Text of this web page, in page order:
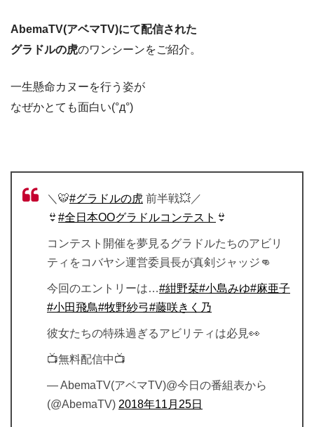
AbemaTV(アベマTV)にて配信された
グラドルの虎のワンシーンをご紹介。
一生懸命カヌーを行う姿が
なぜかとても面白い(°д°)
＼🐯#グラドルの虎 前半戦💥／
👙 #全日本OOグラドルコンテスト 👙
コンテスト開催を夢見るグラドルたちのアビリ
ティをコバヤシ運営委員長が真剣ジャッジ👊
今回のエントリーは…#紺野栞#小島みゆ#麻亜子
#小田飛鳥#牧野紗弓#藤咲きく乃
彼女たちの特殊過ぎるアビリティは必見👀
📺無料配信中📺
— AbemaTV(アベマTV)@今日の番組表から
(@AbemaTV) 2018年11月25日